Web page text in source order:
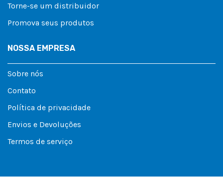
Torne-se um distribuidor
Promova seus produtos
NOSSA EMPRESA
Sobre nós
Contato
Política de privacidade
Envios e Devoluções
Termos de serviço